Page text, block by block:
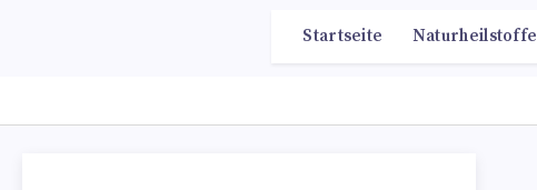
Startseite Naturheilstoffe